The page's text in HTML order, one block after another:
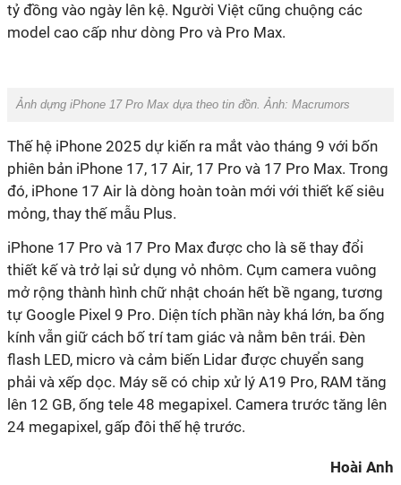
tỷ đồng vào ngày lên kệ. Người Việt cũng chuộng các
model cao cấp như dòng Pro và Pro Max.
Ảnh dựng iPhone 17 Pro Max dựa theo tin đồn. Ảnh: Macrumors
Thế hệ iPhone 2025 dự kiến ra mắt vào tháng 9 với bốn
phiên bản iPhone 17, 17 Air, 17 Pro và 17 Pro Max. Trong
đó, iPhone 17 Air là dòng hoàn toàn mới với thiết kế siêu
mỏng, thay thế mẫu Plus.
iPhone 17 Pro và 17 Pro Max được cho là sẽ thay đổi
thiết kế và trở lại sử dụng vỏ nhôm. Cụm camera vuông
mở rộng thành hình chữ nhật choán hết bề ngang, tương
tự Google Pixel 9 Pro. Diện tích phần này khá lớn, ba ống
kính vẫn giữ cách bố trí tam giác và nằm bên trái. Đèn
flash LED, micro và cảm biến Lidar được chuyển sang
phải và xếp dọc. Máy sẽ có chip xử lý A19 Pro, RAM tăng
lên 12 GB, ống tele 48 megapixel. Camera trước tăng lên
24 megapixel, gấp đôi thế hệ trước.
Hoài Anh